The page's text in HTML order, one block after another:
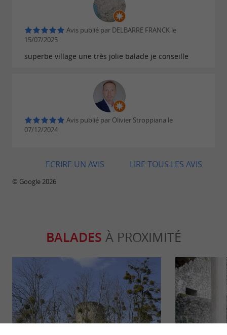
Avis publié par DELBARRE FRANCK le
15/07/2025
superbe village une très jolie balade je conseille
Avis publié par Olivier Stroppiana le
07/12/2024
LIRE TOUS LES AVIS
ECRIRE UN AVIS
© Google 2026
BALADES À PROXIMITÉ